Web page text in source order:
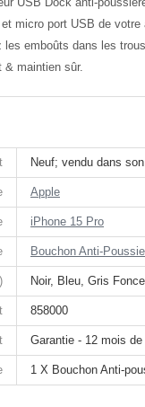
micro port USB de
emboûts dans les
& maintien sûr.
Neuf; vendu dans
Apple
iPhone 15 Pro
Bouchon Anti-
Noir, Bleu, Gris
858000
Garantie - 12 mois
1 X Bouchon Anti-